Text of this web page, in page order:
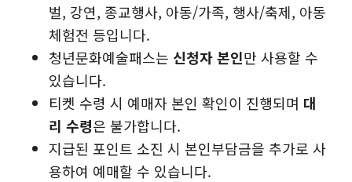
벌, 강연, 종교행사, 아동/가족, 행사/축제, 아동
체험전 등입니다.
청년문화예술패스는 신청자 본인만 사용할 수
있습니다.
티켓 수령 시 예매자 본인 확인이 진행되며 대
리 수령은 불가합니다.
지급된 포인트 소진 시 본인부담금을 추가로 사
용하여 예매할 수 있습니다.